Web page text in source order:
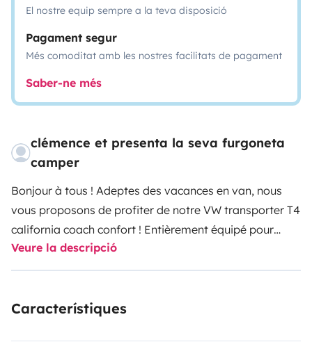
El nostre equip sempre a la teva disposició
Pagament segur
Més comoditat amb les nostres facilitats de pagament
Saber-ne més
clémence et presenta la seva furgoneta
camper
Bonjour à tous ! Adeptes des vacances en van, nous
vous proposons de profiter de notre VW transporter T4
california coach confort ! Entièrement équipé pour
passer des vacances en autonomie, vous pourrez
découvrir notre région, des vignobles bordelais aux
ou tout simplement trouver un petit coin de nature
Veure la descripció
Característiques